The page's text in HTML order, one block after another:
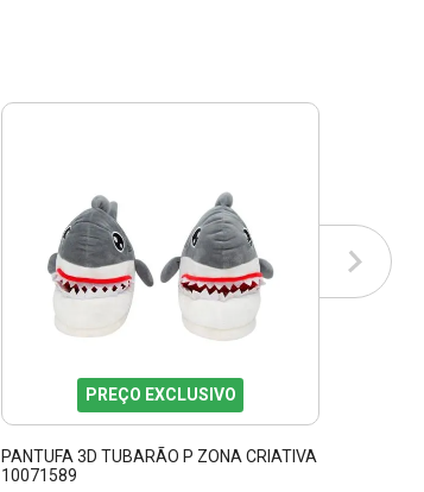
PREÇO EXCLUSIVO
PANTUFA 3D TUBARÃO P ZONA CRIATIVA
10071589